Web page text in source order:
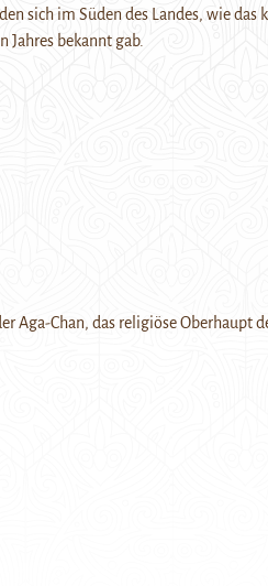
sich im Süden des Landes, wie das
bekannt gab.
Aga-Chan, das religiöse Oberhaupt